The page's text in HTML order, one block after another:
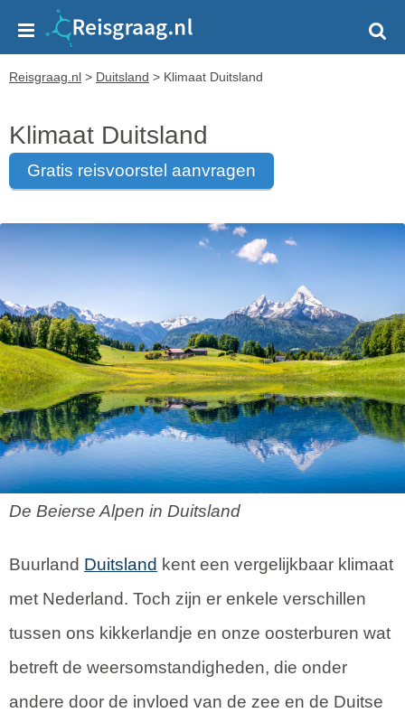
Reisgraag.nl > Duitsland > Klimaat Duitsland
Klimaat Duitsland
gratis reisvoorstel aanvragen
De Beierse Alpen in Duitsland
Buurland Duitsland kent een vergelijkbaar klimaat
met Nederland. Toch zijn er enkele verschillen
tussen ons kikkerlandje en onze oosterburen wat
betreft de weersomstandigheden, die onder
andere door de invloed van de zee en de Duitse